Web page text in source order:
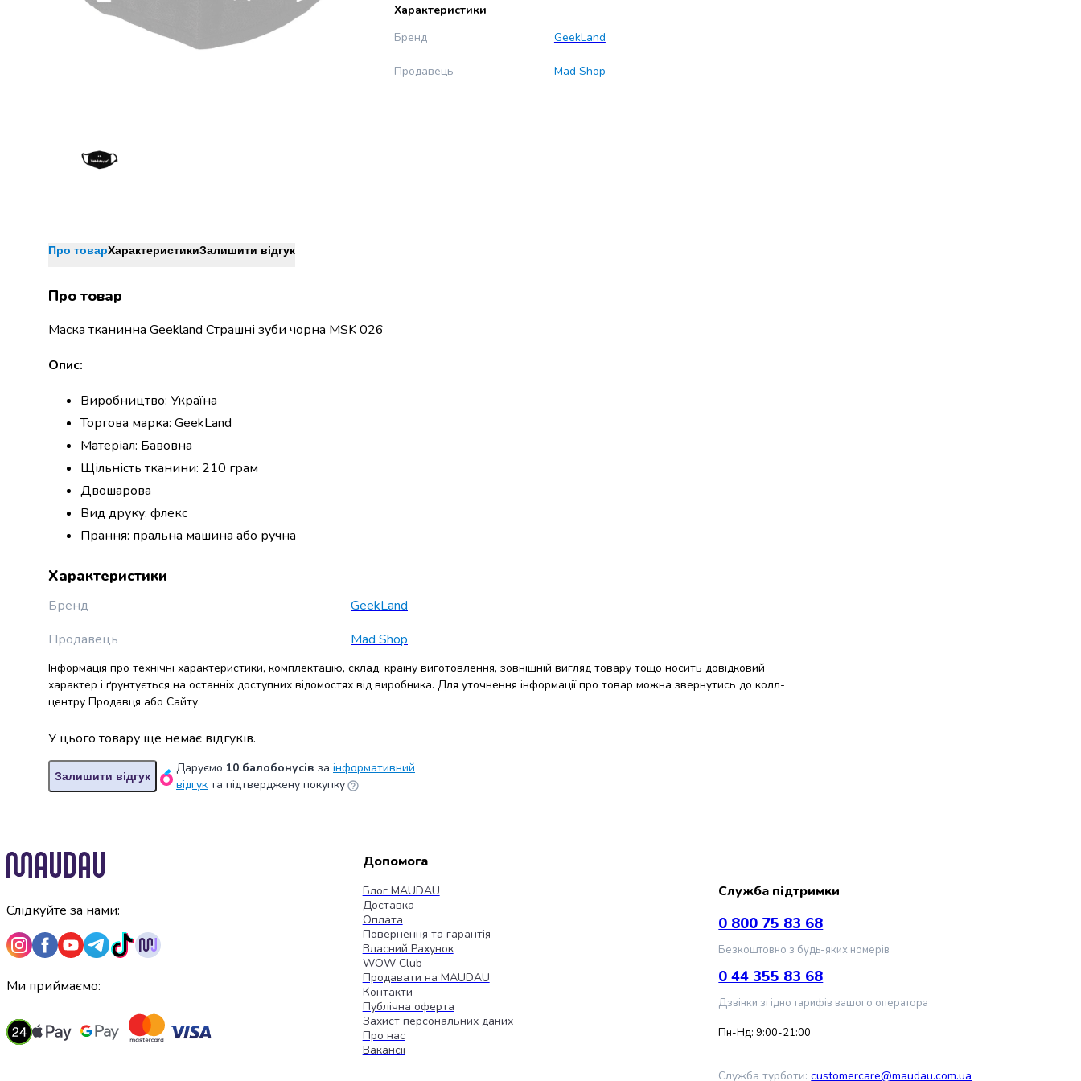
Джин
Ром
бальзами,
алкоголь
Сидри
та
алкоголю
Продукти
напої
Бакалія
Макаронні
вироби
Сухі
Їжа
швидкого
та
Цукор
Все
для
Борошно
Приправа
перець
Продукти
для
і
Желе
та
десертів
Крупи
Характеристики
Бренд
GeekLand
Продавець Mad Shop
Про товарХарактеристикиЗалишити відгук
Про товар
Маска тканинна Geekland Страшні зуби чорна MSK 026
Опис:
Виробництво: Україна
Торгова марка: GeekLand
Матеріал: Бавовна
Щільність тканини: 210 грам
Двошарова
Вид друку: флекс
Прання: пральна машина або ручна
Характеристики
Бренд
GeekLand
Продавець
Mad Shop
Інформація про технічні характеристики, комплектацію, склад, країну виготовлення, зовнішній вигляд товару тощо носить довідковий
характер і ґрунтується на останніх доступних відомостях від виробника. Для уточнення інформації про товар можна звернутись до колл-
центру Продавця або Сайту.
У цього товару ще немає відгуків.
Залишити відгук
Даруємо 10 балобонусів за інформативний
відгук та підтверджену покупку
Слідкуйте за нами:
Ми приймаємо:
Допомога
Блог MAUDAU
Доставка
Оплата
Повернення та гарантія
Власний Рахунок
WOW Club
Продавати на MAUDAU
Контакти
Публічна оферта
Захист персональних даних
Про нас
Вакансії
Служба підтримки
0 800 75 83 68
Безкоштовно з будь-яких номерів
0 44 355 83 68
Дзвінки згідно тарифів вашого оператора
Пн-Нд: 9:00-21:00
Служба турботи: customercare@maudau.com.ua